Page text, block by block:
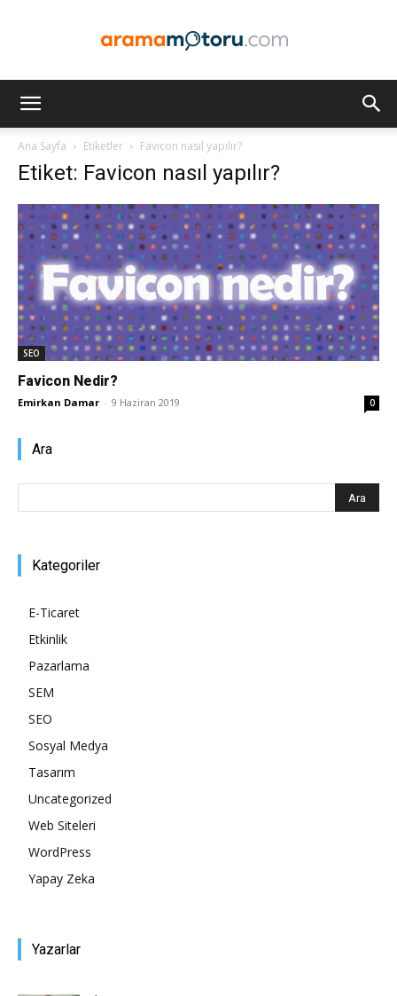
Optimizasyonu
ve
–
Ana Sayfa Etiketler Favicon nasıl yapılır?
Etiket: Favicon nasıl yapılır?
SEO
Favicon Nedir?
Emirkan Damar - 9 Haziran 2019 0
Ara
Kategoriler
E-Ticaret
Etkinlik
Pazarlama
SEM
SEO
Sosyal Medya
Tasarım
Uncategorized
Web Siteleri
WordPress
Yapay Zeka
Yazarlar